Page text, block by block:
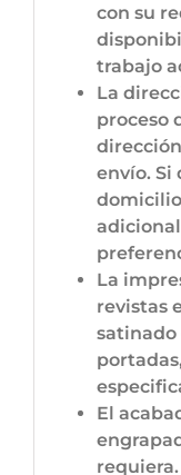
con su
trabajo
La
proceso
envío. Si
La
revistas
satinado
El
requiera.